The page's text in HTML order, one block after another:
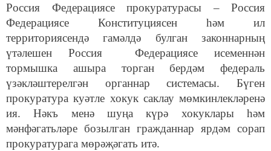
Россия Федерациясе прокуратурасы – Россия
Федерациясе Конституциясен һәм ил
территориясендә гамәлдә булган законнарның
үтәлешен Россия Федерациясе исеменнән
тормышка ашыра торган бердәм федераль
үзәкләштерелгән органнар системасы. Бүген
прокуратура куәтле хокук саклау мөмкинлекләренә
ия. Нәкъ менә шуңа күрә хокуклары һәм
мәнфәгатьләре бозылган гражданнар ярдәм сорап
прокуратурага мөрәҗәгать итә.